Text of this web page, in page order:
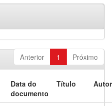
Anterior 1 Próximo
Data do
documento
Título